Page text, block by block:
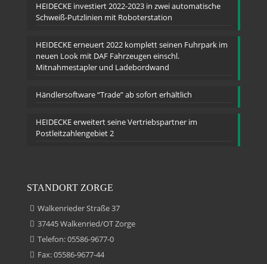
HEIDECKE investiert 2022-2023 in zwei automatische
Schweiß-Putzlinien mit Roboterstation
HEIDECKE erneuert 2022 komplett seinen Fuhrpark im
neuen Look mit DAF Fahrzeugen einschl.
Mitnahmestapler und Ladebordwand
Händlersoftware “Trade” ab sofort erhältlich
HEIDECKE erweitert seine Vertriebspartner im
Postleitzahlengebiet 2
STANDORT ZORGE
Walkenrieder Straße 37
37445 Walkenried/OT Zorge
Telefon: 05586-9677-0
Fax: 05586-9677-44